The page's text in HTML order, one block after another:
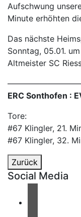
Aufschwung
Minute erhöhten
Das nächste
Sonntag, 05.01.
Altmeister SC
ERC Sonthofen :
Tore:
#67 Klingler, 21.
#67 Klingler, 32.
Zurück
Social Media